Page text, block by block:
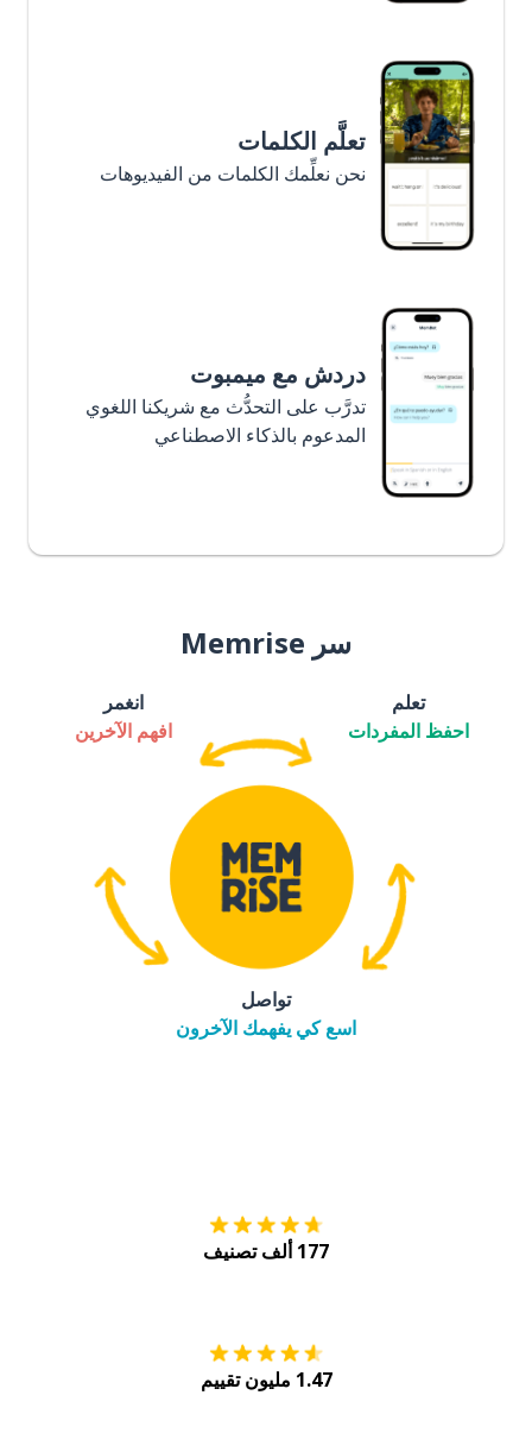
تعلَّم الكلمات
نحن نعلِّمك الكلمات من الفيديوهات
دردش مع ميمبوت
تدرَّب على التحدُّث مع شريكنا اللغوي
المدعوم بالذكاء الاصطناعي
سر Memrise
تعلم
احفظ المفردات
انغمر
افهم الآخرين
تواصل
اسع كي يفهمك الآخرون
177 ألف تصنيف
1.47 مليون تقييم